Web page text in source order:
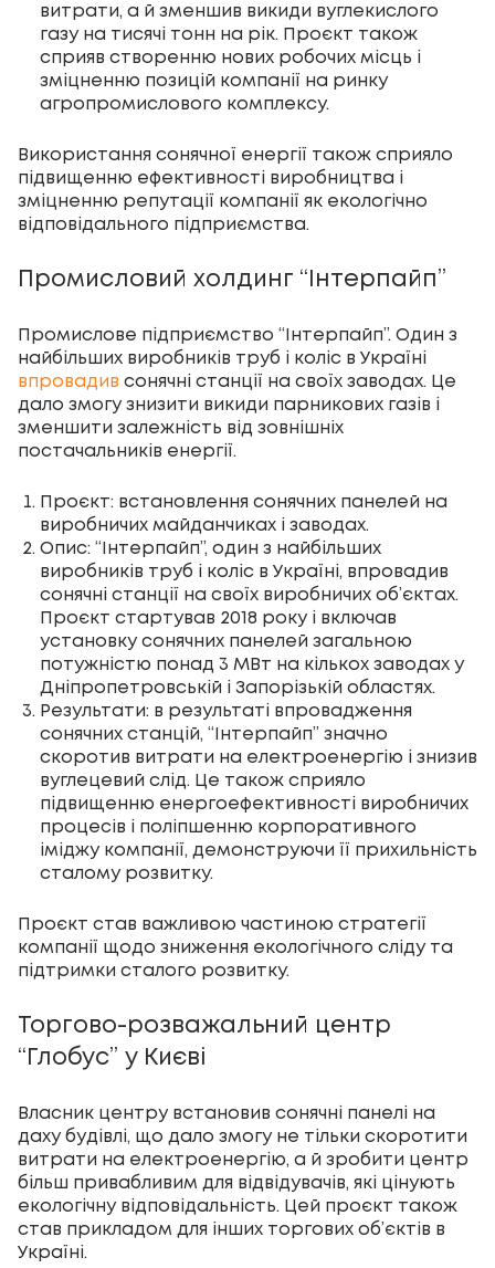
витрати, а й зменшив викиди вуглекислого
газу на тисячі тонн на рік. Проєкт також
сприяв створенню нових робочих місць і
зміцненню позицій компанії на ринку
агропромислового комплексу.
Використання сонячної енергії також сприяло
підвищенню ефективності виробництва і
зміцненню репутації компанії як екологічно
відповідального підприємства.
Промисловий холдинг “Інтерпайп”
Промислове підприємство “Інтерпайп”. Один з
найбільших виробників труб і коліс в Україні
впровадив сонячні станції на своїх заводах. Це
дало змогу знизити викиди парникових газів і
зменшити залежність від зовнішніх
постачальників енергії.
Проєкт: встановлення сонячних панелей на
виробничих майданчиках і заводах.
Опис: “Інтерпайп”, один з найбільших
виробників труб і коліс в Україні, впровадив
сонячні станції на своїх виробничих об’єктах.
Проєкт стартував 2018 року і включав
установку сонячних панелей загальною
потужністю понад 3 МВт на кількох заводах у
Дніпропетровській і Запорізькій областях.
Результати: в результаті впровадження
сонячних станцій, “Інтерпайп” значно
скоротив витрати на електроенергію і знизив
вуглецевий слід. Це також сприяло
підвищенню енергоефективності виробничих
процесів і поліпшенню корпоративного
іміджу компанії, демонструючи її прихильність
сталому розвитку.
Проєкт став важливою частиною стратегії
компанії щодо зниження екологічного сліду та
підтримки сталого розвитку.
Торгово-розважальний центр
“Глобус” у Києві
Власник центру встановив сонячні панелі на
даху будівлі, що дало змогу не тільки скоротити
витрати на електроенергію, а й зробити центр
більш привабливим для відвідувачів, які цінують
екологічну відповідальність. Цей проєкт також
став прикладом для інших торгових об’єктів в
Україні.